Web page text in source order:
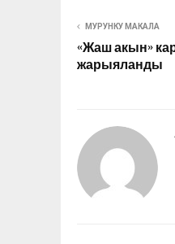
MУРУНКУ МАКАЛА
«Жаш акын»
жарыяланды